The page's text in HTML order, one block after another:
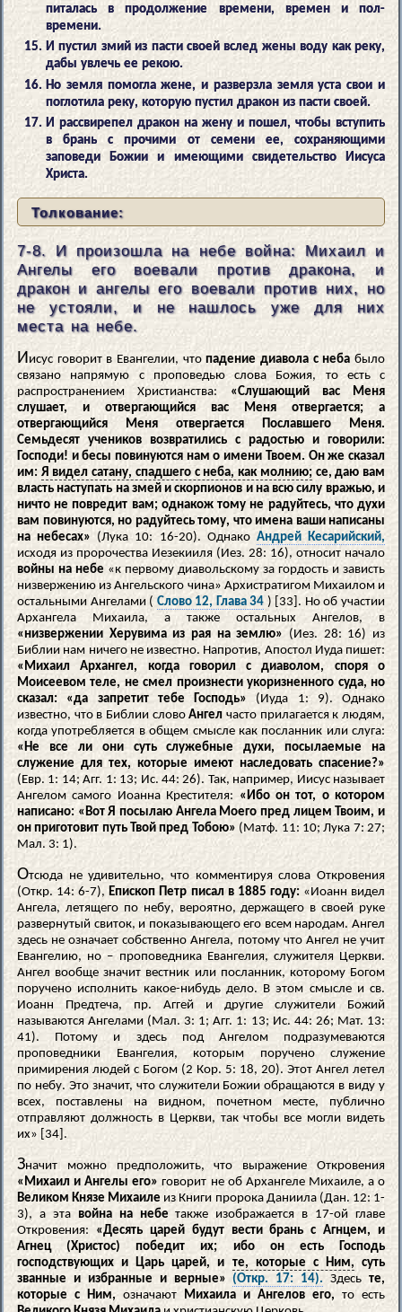
питалась в продолжение времени, времен и пол-
времени.
И пустил змий из пасти своей вслед жены воду как реку,
дабы увлечь ее рекою.
Но земля помогла жене, и разверзла земля уста свои и
поглотила реку, которую пустил дракон из пасти своей.
И рассвирепел дракон на жену и пошел, чтобы вступить
в брань с прочими от семени ее, сохраняющими
заповеди Божии и имеющими свидетельство Иисуса
Христа.
Толкование:
7-8. И произошла на небе война: Михаил и
Ангелы его воевали против дракона, и
дракон и ангелы его воевали против них, но
не устояли, и не нашлось уже для них
места на небе.
И исус говорит в Евангелии, чтопадение диавола с неба было
связано напрямую с проповедью слова Божия, то есть с
распространением Христианства: «Слушающий вас Меня
слушает, и отвергающийся вас Меня отвергается; а
отвергающийся Меня отвергается Пославшего Меня.
Семьдесят учеников возвратились с радостью и говорили:
Господи! и бесы повинуются нам о имени Твоем. Он же сказал
им: Я видел сатану, спадшего с неба, как молнию; се, даю вам
власть наступать на змей и скорпионов и на всю силу вражью, и
ничто не повредит вам; однакож тому не радуйтесь, что духи
вам повинуются, но радуйтесь тому, что имена ваши написаны
на небесах» (Лука 10: 16-20). Однако Андрей Кесарийский,
исходя из пророчества Иезекииля (Иез. 28: 16), относит начало
войны на небе «к первому диавольскому за гордость и зависть
низвержению из Ангельского чина» Архистратигом Михаилом и
остальными Ангелами ( Слово 12, Глава 34 ) [33]. Но об участии
Архангела Михаила, а также остальных Ангелов, в
«низвержении Херувима из рая на землю» (Иез. 28: 16) из
Библии нам ничего не известно. Напротив, Апостол Иуда пишет:
«Михаил Архангел, когда говорил с диаволом, споря о
Моисеевом теле, не смел произнести укоризненного суда, но
сказал: «да запретит тебе Господь» (Иуда 1: 9). Однако
известно, что в Библии словоАнгел часто прилагается к людям,
когда употребляется в общем смысле как посланник или слуга:
«Не все ли они суть служебные духи, посылаемые на
служение для тех, которые имеют наследовать спасение?»
(Евр. 1: 14; Агг. 1: 13; Ис. 44: 26). Так, например, Иисус называет
Ангелом самого Иоанна Крестителя: «Ибо он тот, о котором
написано: «Вот Я посылаю Ангела Моего пред лицем Твоим, и
он приготовит путь Твой пред Тобою» (Матф. 11: 10; Лука 7: 27;
Мал. 3: 1).
Отсюда не удивительно, что комментируя слова Откровения
(Откр. 14: 6-7), Епископ Петр писал в 1885 году:«Иоанн видел
Ангела, летящего по небу, вероятно, держащего в своей руке
развернутый свиток, и показывающего его всем народам. Ангел
здесь не означает собственно Ангела, потому что Ангел не учит
Евангелию, но – проповедника Евангелия, служителя Церкви.
Ангел вообще значит вестник или посланник, которому Богом
поручено исполнить какое-нибудь дело. В этом смысле и св.
Иоанн Предтеча, пр. Аггей и другие служители Божий
называются Ангелами (Мал. 3: 1; Агг. 1: 13; Ис. 44: 26; Мат. 13:
41). Потому и здесь под Ангелом подразумеваются
проповедники Евангелия, которым поручено служение
примирения людей с Богом (2 Кор. 5: 18, 20). Этот Ангел летел
по небу. Это значит, что служители Божии обращаются в виду у
всех, поставлены на видном, почетном месте, публично
отправляют должность в Церкви, так чтобы все могли видеть
их» [34].
Значит можно предположить, что выражение Откровения
«Михаил и Ангелы его» говорит не об Архангеле Михаиле, а о
Великом Князе Михаиле из Книги пророка Даниила (Дан. 12: 1-
3), а эта война на небе также изображается в 17-ой главе
Откровения: «Десять царей будут вести брань с Агнцем, и
Агнец (Христос) победит их; ибо он есть Господь
господствующих и Царь царей, и те, которые с Ним, суть
званные и избранные и верные» (Откр. 17: 14). Здесьте,
которые с Ним, означают Михаила и Ангелов его, то есть